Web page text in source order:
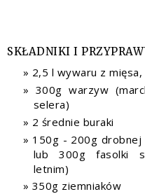
SKŁADNIKI I
2,5 l wywaru z
300g warzyw
selera)
2 średnie buraki
150g - 200g drobnej
lub 300g fasolki
letnim)
350g ziemniaków